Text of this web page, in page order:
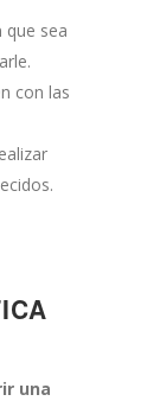
que sea
con las
una